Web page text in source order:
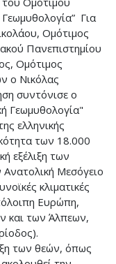
Για
Ομότιμος
Πανεπιστημίου
Ομότιμος
o Νικόλας
συντόνισε ο
Γεωμυθολογία"
ελληνικής
των 18.000
εξέλιξη των
Μεσόγειο
κλιματικές
Ευρώπη,
και των Άλπεων,
των θεών, όπως